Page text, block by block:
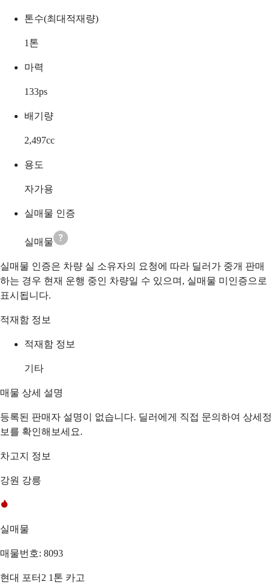
톤수(최대적재량)
1 톤
마력
133ps
배기량
2,497cc
용도
자가용
실매물 인증
실매물
실매물 인증은 차량 실 소유자의 요청에 따라 딜러가 중개 판매
하는 경우 현재 운행 중인 차량일 수 있으며, 실매물 미인증으로
표시됩니다.
적재함 정보
적재함 정보
기타
매물 상세 설명
등록된 판매자 설명이 없습니다. 딜러에게 직접 문의하여 상세정
보를 확인해보세요.
차고지 정보
강원 강릉
실매물
매물번호: 8093
현대 포터2 1톤 카고